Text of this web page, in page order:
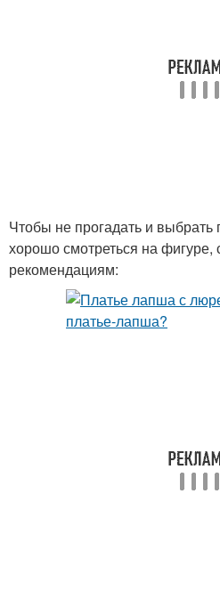
Чтобы не прогадать и выбрать
хорошо смотреться на фигуре,
рекомендациям: